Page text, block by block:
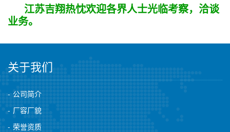
江苏吉翔热忱欢迎各界人士光临考察，洽谈
业务。
关于我们
公司简介
厂容厂貌
荣誉资质